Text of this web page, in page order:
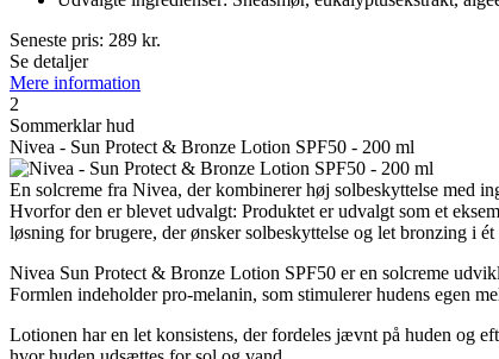
Seneste pris: 289 kr.
Se detaljer
Mere information
2
Sommerklar hud
Nivea - Sun Protect & Bronze Lotion SPF50 - 200 ml
En solcreme fra Nivea, der kombinerer høj solbeskyttelse med
Hvorfor den er blevet udvalgt: Produktet er udvalgt som et
løsning for brugere, der ønsker solbeskyttelse og let bronzing i
Nivea Sun Protect & Bronze Lotion SPF50 er en solcreme
Formlen indeholder pro-melanin, som stimulerer hudens egen
Lotionen har en let konsistens, der fordeles jævnt på huden og